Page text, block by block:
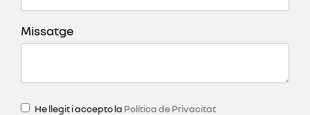
Missatge
He llegit i accepto la Política de Privacitat